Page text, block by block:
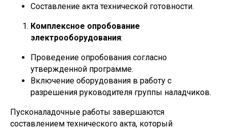
Составление акта технической готовности.
Комплексное опробование
электрооборудования:
Проведение опробования согласно
утвержденной программе.
Включение оборудования в работу с
разрешения руководителя группы наладчиков.
Пусконаладочные работы завершаются
составлением технического акта, который